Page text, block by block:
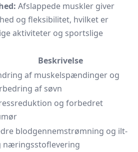
Afslappede muskler giver
og fleksibilitet, hvilket er
aktiviteter og sportslige
Beskrivelse
af muskelspændinger og
af søvn
og forbedret
blodgennemstrømning og ilt-
næringsstoflevering